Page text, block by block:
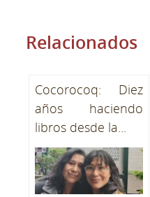
Relacionados
Cocorocoq: Diez
años haciendo
libros desde la...